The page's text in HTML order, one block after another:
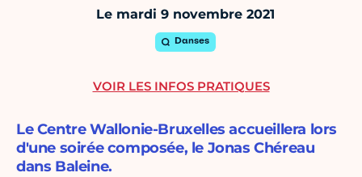
Le mardi 9 novembre 2021
Danses
Le Centre Wallonie-Bruxelles accueillera lors
d'une soirée composée, le Jonas Chéreau
dans Baleine.
VOIR LES INFOS PRATIQUES